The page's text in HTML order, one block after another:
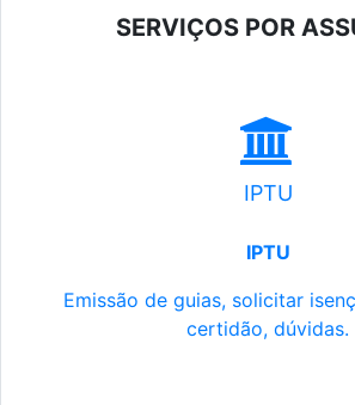
SERVIÇOS POR
IPTU
IPTU
Emissão de guias, solicitar
certidão, dúvidas.